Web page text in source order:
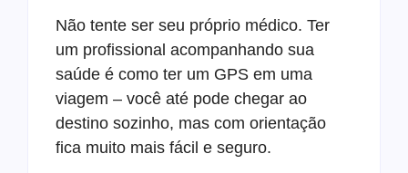
Não tente ser seu próprio médico. Ter
um profissional acompanhando sua
saúde é como ter um GPS em uma
viagem – você até pode chegar ao
destino sozinho, mas com orientação
fica muito mais fácil e seguro.